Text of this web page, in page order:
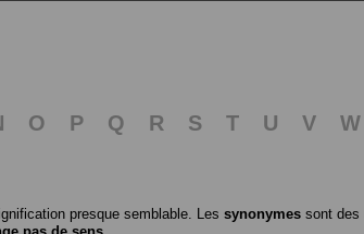
O P Q R S T U V W
presque semblable. Les synonymes sont des
pas de sens